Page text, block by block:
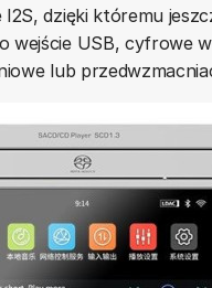
dzięki któremu
wejście USB, cyfrowe
lub